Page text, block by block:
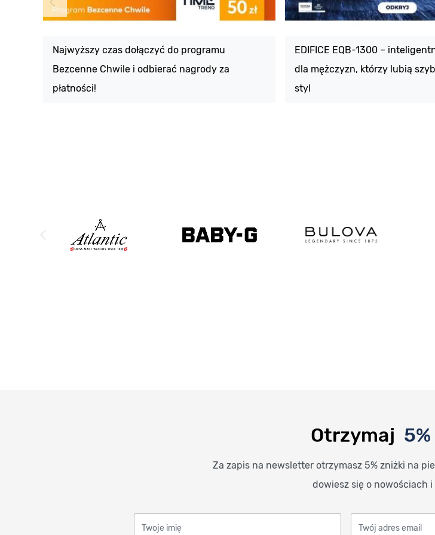
Najwyższy czas dołączyć do programu
Bezcenne Chwile i odbierać nagrody za
płatności!
EDIFICE EQB-1300 –
dla mężczyzn, którzy lubią
styl
Otrzymaj 5%
Za zapis na newsletter otrzymasz 5% zniżki na
dowiesz się o nowościach